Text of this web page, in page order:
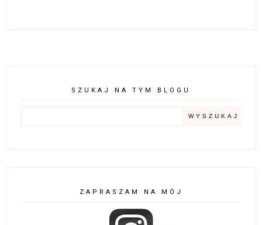
SZUKAJ NA TYM BLOGU
ZAPRASZAM NA MÓJ